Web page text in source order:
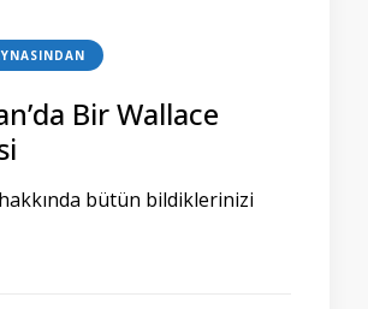
Bir Wallace
bütün bildiklerinizi